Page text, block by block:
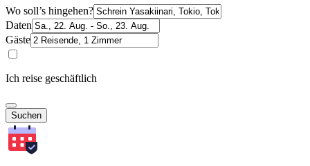
Wo soll’s hingehen?
Daten
Gäste
Ich reise geschäftlich
Suchen